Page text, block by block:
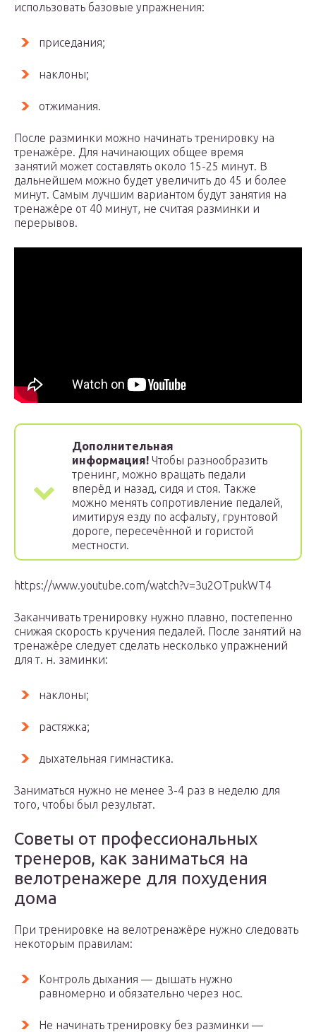
использовать базовые упражнения:
приседания;
наклоны;
отжимания.
После разминки можно начинать тренировку на
тренажёре. Для начинающих общее время
занятий может составлять около 15-25 минут. В
дальнейшем можно будет увеличить до 45 и более
минут. Самым лучшим вариантом будут занятия на
тренажёре от 40 минут, не считая разминки и
перерывов.
Дополнительная
информация! Чтобы разнообразить
тренинг, можно вращать педали
вперёд и назад, сидя и стоя. Также
можно менять сопротивление педалей,
имитируя езду по асфальту, грунтовой
дороге, пересечённой и гористой
местности.
https://www.youtube.com/watch?v=3u2OTpukWT4
Заканчивать тренировку нужно плавно, постепенно
снижая скорость кручения педалей. После занятий на
тренажёре следует сделать несколько упражнений
для т. н. заминки:
наклоны;
растяжка;
дыхательная гимнастика.
Заниматься нужно не менее 3-4 раз в неделю для
того, чтобы был результат.
Советы от профессиональных
тренеров, как заниматься на
велотренажере для похудения
дома
При тренировке на велотренажёре нужно следовать
некоторым правилам:
Контроль дыхания — дышать нужно
равномерно и обязательно через нос.
Не начинать тренировку без разминки —